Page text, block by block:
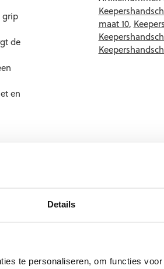
Details
te personaliseren, om functies
grip
de
en
maat 10,